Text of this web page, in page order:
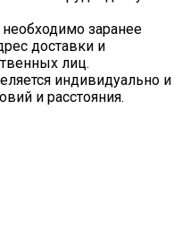
заранее
доставки и
лиц.
индивидуально и
и расстояния.